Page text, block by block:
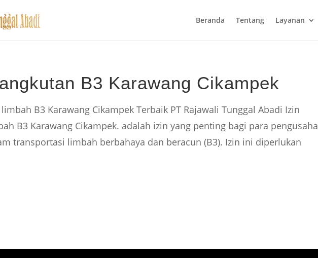
Beranda Tentang Layanan
B3 Karawang Cikampek
B3 Karawang Cikampek Terbaik PT Rajawali Tunggal Abadi Izin
B3 Karawang Cikampek. adalah izin yang penting bagi para pengusaha
transportasi limbah berbahaya dan beracun (B3). Izin ini diperlukan